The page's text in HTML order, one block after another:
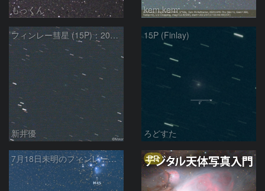
もっくん kem.kem
フィンレー彗星 (15P)：2021/07/19
新井優
15P (Finlay)
ろどすた
7月18日未明のフィンレー彗星とプレアデス星団 PR